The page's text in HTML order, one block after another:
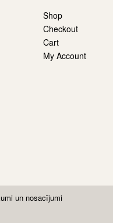
Shop
Checkout
Cart
My Account
un nosacījumi